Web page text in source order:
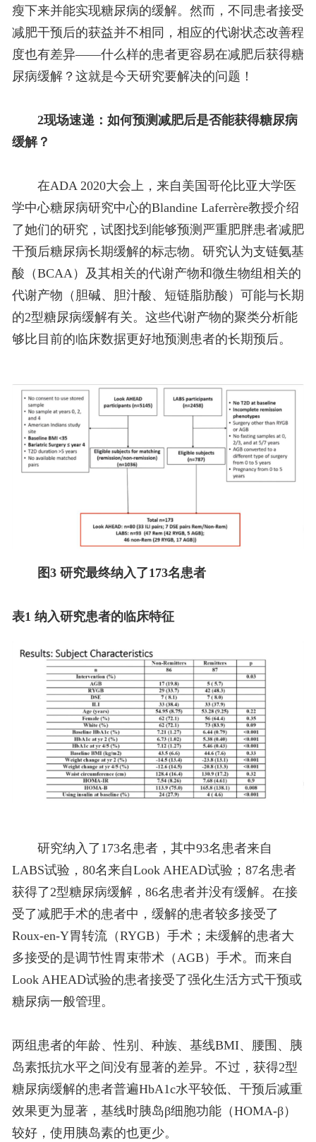
瘦下来并能实现糖尿病的缓解。然而，不同患者接受
减肥干预后的获益并不相同，相应的代谢状态改善程
度也有差异——什么样的患者更容易在减肥后获得糖
尿病缓解？这就是今天研究要解决的问题！
2现场速递：如何预测减肥后是否能获得糖尿病
缓解？
在ADA 2020大会上，来自美国哥伦比亚大学医
学中心糖尿病研究中心的Blandine Laferrère教授介绍
了她们的研究，试图找到能够预测严重肥胖患者减肥
干预后糖尿病长期缓解的标志物。研究认为支链氨基
酸（BCAA）及其相关的代谢产物和微生物组相关的
代谢产物（胆碱、胆汁酸、短链脂肪酸）可能与长期
的2型糖尿病缓解有关。这些代谢产物的聚类分析能
够比目前的临床数据更好地预测患者的长期预后。
图3 研究最终纳入了173名患者
表1 纳入研究患者的临床特征
研究纳入了173名患者，其中93名患者来自
LABS试验，80名来自Look AHEAD试验；87名患者
获得了2型糖尿病缓解，86名患者并没有缓解。在接
受了减肥手术的患者中，缓解的患者较多接受了
Roux-en-Y胃转流（RYGB）手术；未缓解的患者大
多接受的是调节性胃束带术（AGB）手术。而来自
Look AHEAD试验的患者接受了强化生活方式干预或
糖尿病一般管理。
两组患者的年龄、性别、种族、基线BMI、腰围、胰
岛素抵抗水平之间没有显著的差异。不过，获得2型
糖尿病缓解的患者普遍HbA1c水平较低、干预后减重
效果更为显著，基线时胰岛β细胞功能（HOMA-β）
较好，使用胰岛素的也更少。